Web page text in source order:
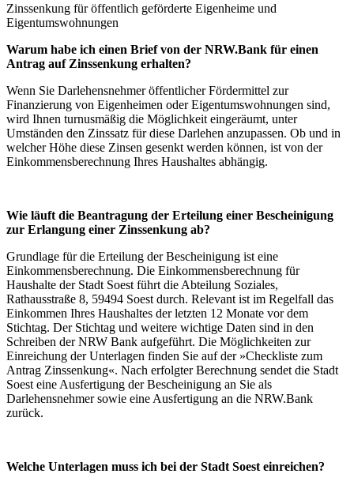
Zinssenkung für öffentlich geförderte Eigenheime und
Eigentumswohnungen
Warum habe ich einen Brief von der NRW.Bank für einen
Antrag auf Zinssenkung erhalten?
Wenn Sie Darlehensnehmer öffentlicher Fördermittel zur
Finanzierung von Eigenheimen oder Eigentumswohnungen sind,
wird Ihnen turnusmäßig die Möglichkeit eingeräumt, unter
Umständen den Zinssatz für diese Darlehen anzupassen. Ob und in
welcher Höhe diese Zinsen gesenkt werden können, ist von der
Einkommensberechnung Ihres Haushaltes abhängig.
Wie läuft die Beantragung der Erteilung einer Bescheinigung
zur Erlangung einer Zinssenkung ab?
Grundlage für die Erteilung der Bescheinigung ist eine
Einkommensberechnung. Die Einkommensberechnung für
Haushalte der Stadt Soest führt die Abteilung Soziales,
Rathausstraße 8, 59494 Soest durch. Relevant ist im Regelfall das
Einkommen Ihres Haushaltes der letzten 12 Monate vor dem
Stichtag. Der Stichtag und weitere wichtige Daten sind in den
Schreiben der NRW Bank aufgeführt. Die Möglichkeiten zur
Einreichung der Unterlagen finden Sie auf der »Checkliste zum
Antrag Zinssenkung«. Nach erfolgter Berechnung sendet die Stadt
Soest eine Ausfertigung der Bescheinigung an Sie als
Darlehensnehmer sowie eine Ausfertigung an die NRW.Bank
zurück.
Welche Unterlagen muss ich bei der Stadt Soest einreichen?